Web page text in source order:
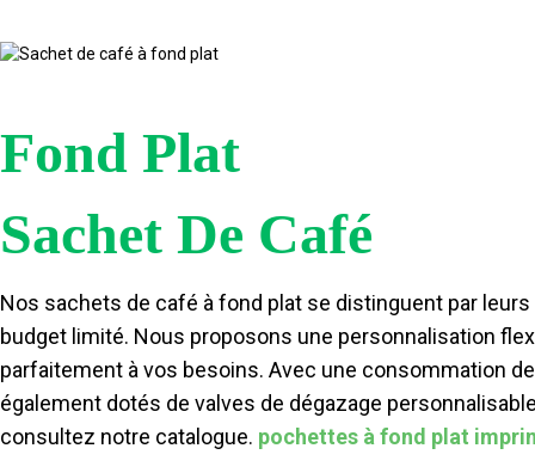
Fond Plat
Sachet De Café
Nos sachets de café à fond plat se distinguent par
budget limité. Nous proposons une personnalisation
parfaitement à vos besoins. Avec une consommation
également dotés de valves de dégazage
consultez notre catalogue. pochettes à fond plat